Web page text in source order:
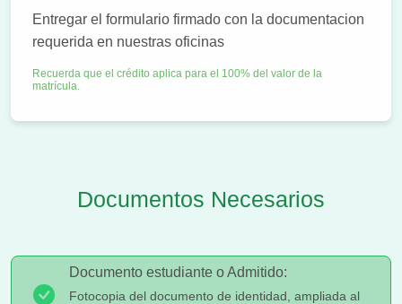
Entregar el formulario firmado con la documentacion
requerida en nuestras oficinas
Recuerda que el crédito aplica para el 100% del valor de la
matrícula.
Documentos Necesarios
Documento estudiante o Admitido:
Fotocopia del documento de identidad, ampliada al